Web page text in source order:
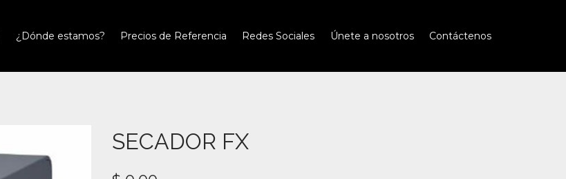
¿Dónde estamos? Precios de Referencia Redes Sociales Únete a nosotros Contáctenos
SECADOR FX